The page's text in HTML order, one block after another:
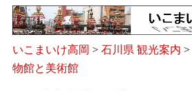
いこまいけ高岡 > 石川県 観光案内 >
物館と美術館